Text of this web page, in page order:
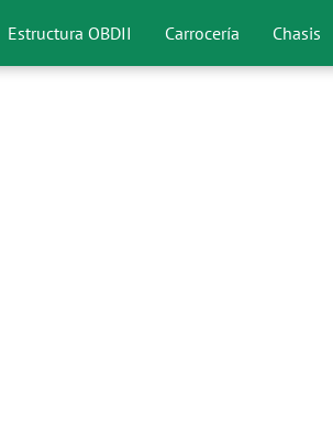
Estructura OBDII Carrocería Chasis